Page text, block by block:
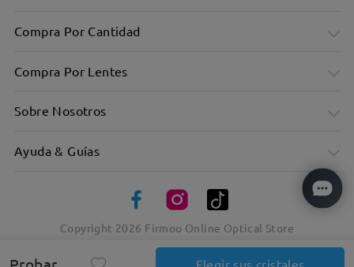
Elegancia atemporal en atrevidos marcos cuadrados
Compra Por Cantidad
Compra Por Lentes
Sobre Nosotros
Ayuda & Guías
Copyright 2026 Firmoo Online Optical Store